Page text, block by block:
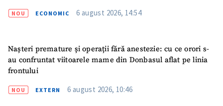
Trimite o informație
in English
на русском
NOU ECONOMIC 6 august 2026, 14:54
Nașteri premature și operații fără anestezie: cu ce orori s-
au confruntat viitoarele mame din Donbasul aflat pe linia
frontului
NOU EXTERN 6 august 2026, 10:46